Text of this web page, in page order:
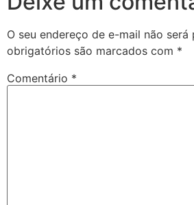
O seu endereço de e-mail não será
obrigatórios são marcados com *
Comentário *